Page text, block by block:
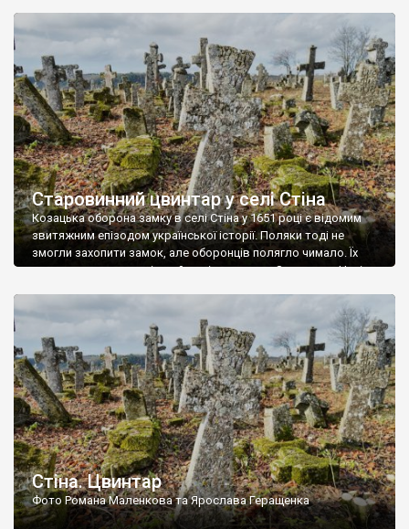
Старовинний цвинтар у селі Стіна
Козацька оборона замку в селі Стіна у 1651 році є відомим
звитяжним епізодом української історії. Поляки тоді не
змогли захопити замок, але оборонців полягло чимало. Їх
поховали на цвинтарі, який тоді називався Замковим. Нині на
ньому чимало хрестів 19 століття, є такі, де епітафії стер […]
Стіна. Цвинтар
Фото Романа Маленкова та Ярослава Геращенка